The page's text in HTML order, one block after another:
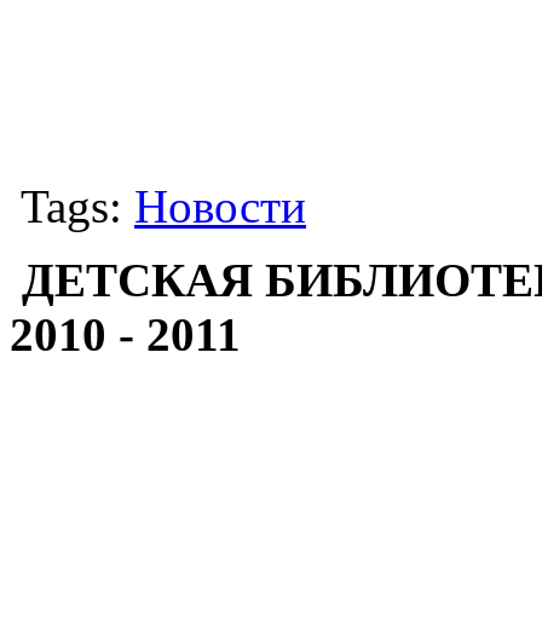
Tags: Новости
ДЕТСКАЯ
2010 - 2011